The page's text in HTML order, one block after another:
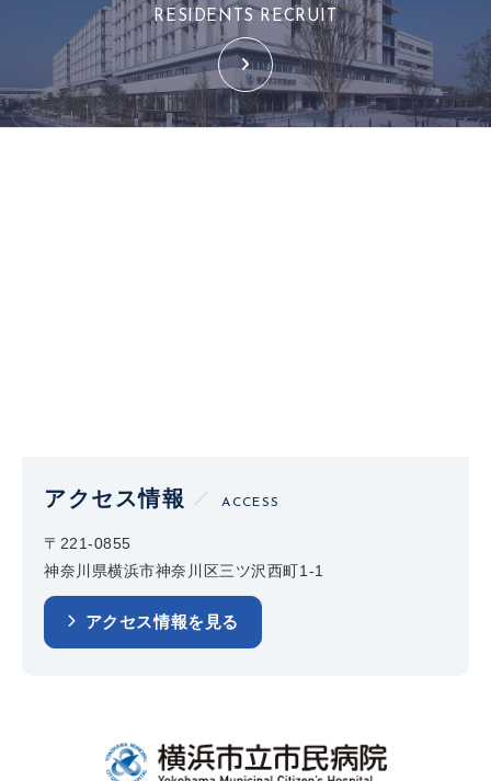
RESIDENTS RECRUIT
アクセス情報 ACCESS
〒221-0855
神奈川県横浜市神奈川区三ツ沢西町1-1
アクセス情報を見る